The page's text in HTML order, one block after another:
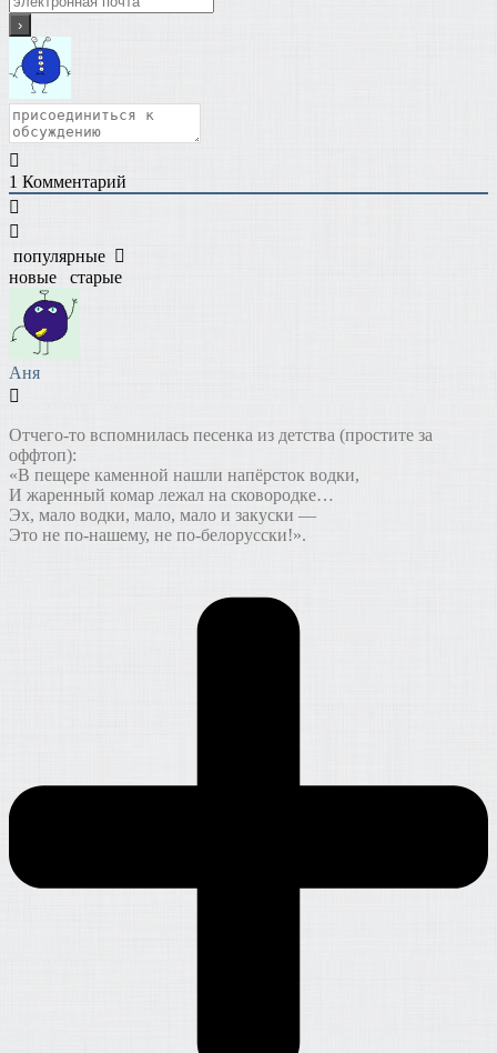
1 Комментарий
популярные
новые
старые
Аня
Отчего-то вспомнилась песенка из детства (простите за
оффтоп):
«В пещере каменной нашли напёрсток водки,
И жаренный комар лежал на сковородке…
Эх, мало водки, мало, мало и закуски —
Это не по-нашему, не по-белорусски!».